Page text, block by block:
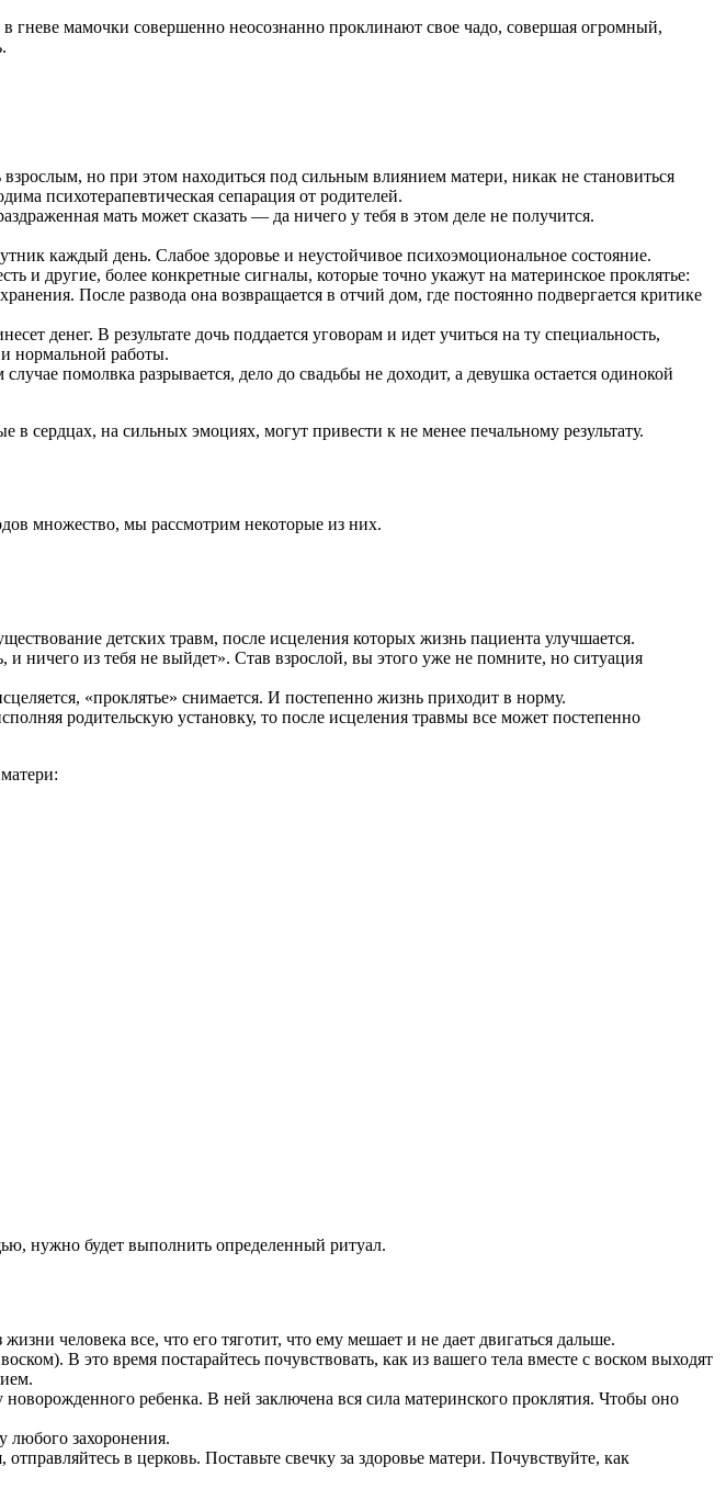
гневе мамочки совершенно неосознанно проклинают свое чадо, совершая огромный,
но при этом находиться под сильным влиянием матери, никак не становиться
психотерапевтическая сепарация от родителей.
мать может сказать — да ничего у тебя в этом деле не получится.
каждый день. Слабое здоровье и неустойчивое психоэмоциональное состояние.
и другие, более конкретные сигналы, которые точно укажут на материнское проклятье:
После развода она возвращается в отчий дом, где постоянно подвергается критике
денег. В результате дочь поддается уговорам и идет учиться на ту специальность,
нормальной работы.
помолвка разрывается, дело до свадьбы не доходит, а девушка остается одинокой
сердцах, на сильных эмоциях, могут привести к не менее печальному результату.
множество, мы рассмотрим некоторые из них.
детских травм, после исцеления которых жизнь пациента улучшается.
ничего из тебя не выйдет». Став взрослой, вы этого уже не помните, но ситуация
«проклятье» снимается. И постепенно жизнь приходит в норму.
родительскую установку, то после исцеления травмы все может постепенно
нужно будет выполнить определенный ритуал.
человека все, что его тяготит, что ему мешает и не дает двигаться дальше.
В это время постарайтесь почувствовать, как из вашего тела вместе с воском выходят
ребенка. В ней заключена вся сила материнского проклятия. Чтобы оно
любого захоронения.
в церковь. Поставьте свечку за здоровье матери. Почувствуйте, как